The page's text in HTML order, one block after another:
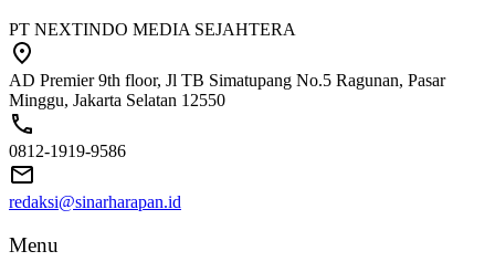
PT NEXTINDO MEDIA SEJAHTERA
AD Premier 9th floor, Jl TB Simatupang No.5 Ragunan, Pasar
Minggu, Jakarta Selatan 12550
0812-1919-9586
redaksi@sinarharapan.id
Menu